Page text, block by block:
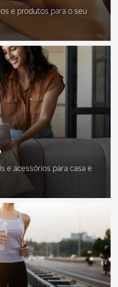
e produtos para o seu
e acessórios para casa e